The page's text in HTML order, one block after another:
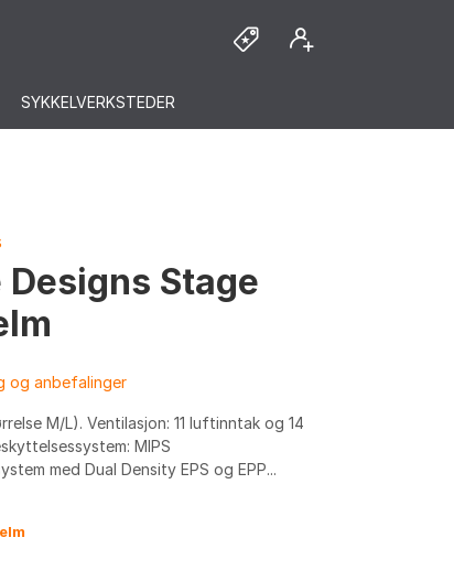
SYKKELVERKSTEDER
Designs Stage
og anbefalinger
M/L). Ventilasjon: 11 luftinntak og 14
MIPS
med Dual Density EPS og EPP...